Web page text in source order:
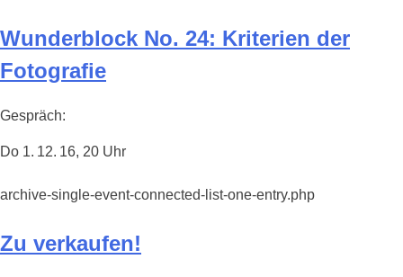
Wunderblock No. 24: Kriterien der
Fotografie
Gespräch:
Do 1. 12. 16, 20 Uhr
archive-single-event-connected-list-one-entry.php
Zu verkaufen!